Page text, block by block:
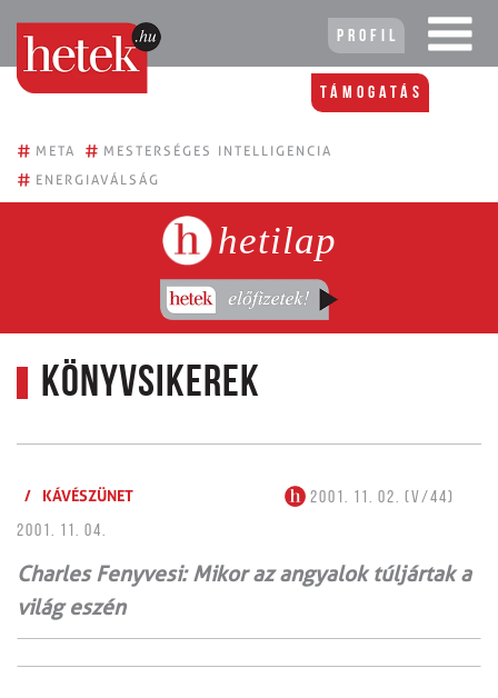
Profil
Támogatás
# META # MESTERSÉGES INTELLIGENCIA
# ENERGIAVÁLSÁG
hetilap
Könyvsikerek
/ KÁVÉSZÜNET
2001. 11. 02. (V/44)
2001. 11. 04.
Charles Fenyvesi: Mikor az angyalok túljártak a
világ eszén